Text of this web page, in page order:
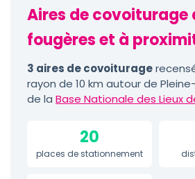
Aires de covoiturage
fougères et à
3 aires de covoiturage
rayon de 10 km autour de
de la Base Nationale des Lieux
20
places de stationnement